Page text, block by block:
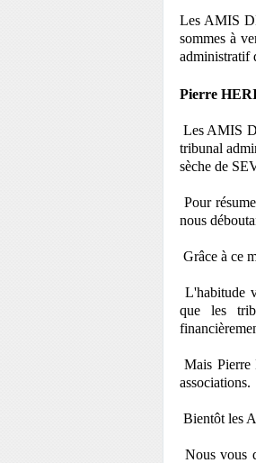
Les AMIS
sommes à
administratif
Pierre
Les AMIS
tribunal
sèche de
Pour
nous
Grâce à ce
L'habitude
que les
Mais Pierre
associations.
Bientôt les
Nous vous